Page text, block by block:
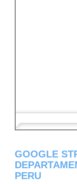
GOOGLE
PERU